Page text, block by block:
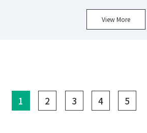
View More
1 (current)
2 3 4 5